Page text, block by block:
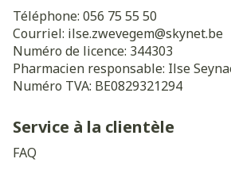
Téléphone: 056 75 55 50
Courriel: ilse.zwevegem@skynet.be
Numéro de licence: 344303
Pharmacien responsable: Ilse
Numéro TVA: BE0829321294
Service à la clientèle
FAQ